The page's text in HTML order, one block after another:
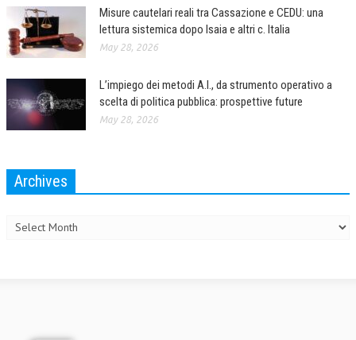
Misure cautelari reali tra Cassazione e CEDU: una
lettura sistemica dopo Isaia e altri c. Italia
May 28, 2026
L’impiego dei metodi A.I., da strumento operativo a
scelta di politica pubblica: prospettive future
May 28, 2026
Archives